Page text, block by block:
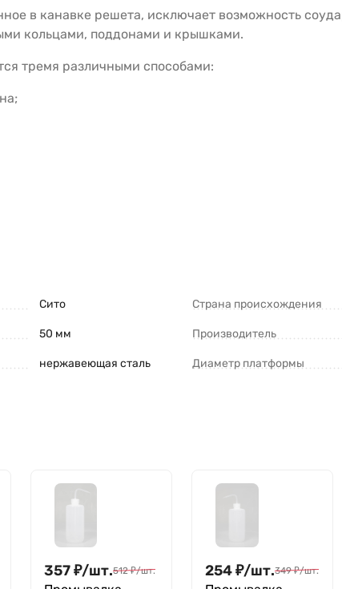
в канавке решета, исключает возможность
кольцами, поддонами и крышками.
тремя различными способами:
Сито
50 мм
нержавеющая сталь
Страна происхождения
Производитель
Диаметр платформы
357₽/шт.512 ₽/шт. 254₽/шт.349 ₽/шт.